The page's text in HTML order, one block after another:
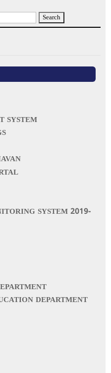
SYSTEM
SYSTEM 2019-
DEPARTMENT